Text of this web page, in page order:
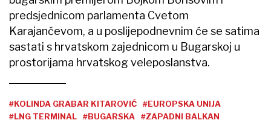
predsjednicom parlamenta Cvetom
Karajančevom, a u poslijepodnevnim će se satima
sastati s hrvatskom zajednicom u Bugarskoj u
prostorijama hrvatskog veleposlanstva.
#KOLINDA GRABAR KITAROVIĆ
#EUROPSKA UNIJA
#LNG TERMINAL
#BUGARSKA
#ZAPADNI BALKAN